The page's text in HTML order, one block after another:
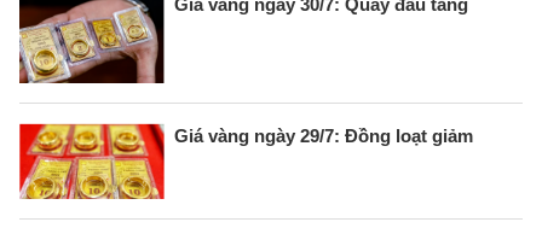
Giá vàng ngày 29/7: Đồng loạt giảm